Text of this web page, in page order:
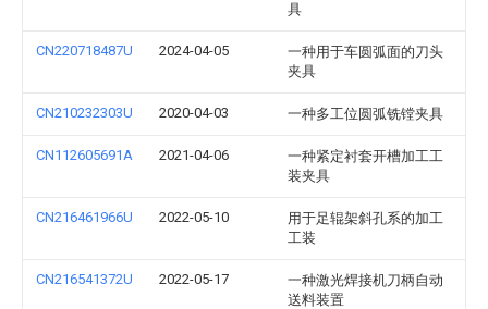
具
CN220718487U 2024-04-05
一种用于车圆弧面的刀头
夹具
CN210232303U 2020-04-03 一种多工位圆弧铣镗夹具
CN112605691A 2021-04-06
一种紧定衬套开槽加工工
装夹具
CN216461966U 2022-05-10
用于足辊架斜孔系的加工
工装
CN216541372U 2022-05-17
一种激光焊接机刀柄自动
送料装置